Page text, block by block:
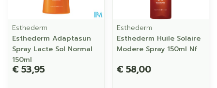
Esthederm
Esthederm Adaptasun
Spray Lacte Sol Normal
150ml
€ 53,95
Esthederm
Esthederm Huile Solaire
Modere Spray 150ml Nf
€ 58,00